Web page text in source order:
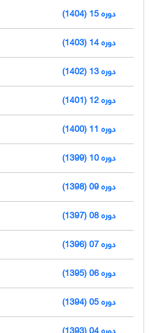
دوره 15 (1404)
دوره 14 (1403)
دوره 13 (1402)
دوره 12 (1401)
دوره 11 (1400)
دوره 10 (1399)
دوره 09 (1398)
دوره 08 (1397)
دوره 07 (1396)
دوره 06 (1395)
دوره 05 (1394)
دوره 04 (1393)